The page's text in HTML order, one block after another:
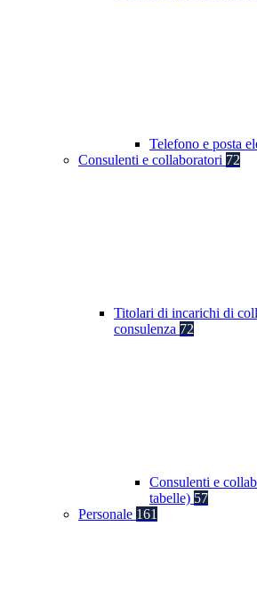
Telefono e posta
Consulenti e collaboratori 72
Titolari di incarichi di
consulenza 72
Consulenti e
tabelle) 57
Personale 161